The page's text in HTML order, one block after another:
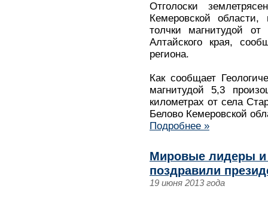
Отголоски
Кемеровской
толчки магнитудой
Алтайского края,
региона.
Как сообщает
магнитудой 5,3
километрах от села
Белово Кемеровской
Подробнее »
Мировые лидеры и
поздравили
19 июня 2013 года